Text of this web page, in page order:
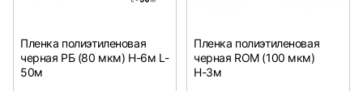
Пленка полиэтиленовая
черная РБ (80 мкм) Н-6м L-
50м
Пленка полиэтиленовая
черная ROM (100 мкм)
Н-3м